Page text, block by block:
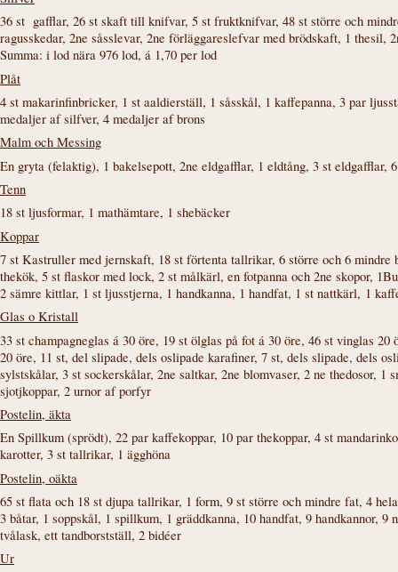
36 st gafflar, 26 st skaft till knifvar, 5 st fruktknifvar, 48 st större och
ragusskedar, 2ne såsslevar, 2ne förläggareslefvar med brödskaft, 1 thesil,
Summa: i lod nära 976 lod, á 1,70 per lod
Plåt
4 st makarinfinbricker, 1 st aaldierställ, 1 såsskål, 1 kaffepanna, 3 par
medaljer af silfver, 4 medaljer af brons
Malm och Messing
En gryta (felaktig), 1 bakelsepott, 2ne eldgafflar, 1 eldtång, 3 st eldgafflar,
Tenn
18 st ljusformar, 1 mathämtare, 1 shebäcker
Koppar
7 st Kastruller med jernskaft, 18 st förtenta tallrikar, 6 större och 6
thekök, 5 st flaskor med lock, 2 st målkärl, en fotpanna och 2ne skopor,
2 sämre kittlar, 1 st ljusstjerna, 1 handkanna, 1 handfat, 1 st nattkärl, 1
Glas o Kristall
33 st champagneglas á 30 öre, 19 st ölglas på fot á 30 öre, 46 st vinglas
20 öre, 11 st, del slipade, dels oslipade karafiner, 7 st, dels slipade, dels
sylstskålar, 3 st sockerskålar, 2ne saltkar, 2ne blomvaser, 2 ne thedosor,
sjotjkoppar, 2 urnor af porfyr
Postelin, äkta
En Spillkum (sprödt), 22 par kaffekoppar, 10 par thekoppar, 4 st
karotter, 3 st tallrikar, 1 ägghöna
Postelin, oäkta
65 st flata och 18 st djupa tallrikar, 1 form, 9 st större och mindre fat, 4
3 båtar, 1 soppskål, 1 spillkum, 1 gräddkanna, 10 handfat, 9 handkannor,
tvålask, ett tandborstställ, 2 bidéer
Ur